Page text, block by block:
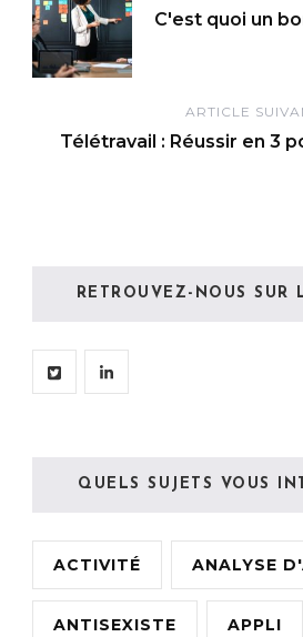
C'est quoi un
ARTICLE
Télétravail : Réussir en 3
RETROUVEZ-NOUS SUR
QUELS SUJETS VOUS
ACTIVITÉ ANALYSE
ANTISEXISTE APPLI